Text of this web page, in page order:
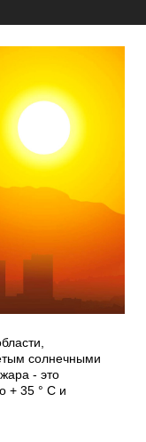
солнечными
- это
+ 35 ° С и